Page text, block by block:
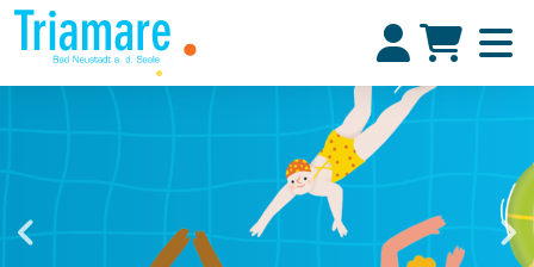
Go to previous slide